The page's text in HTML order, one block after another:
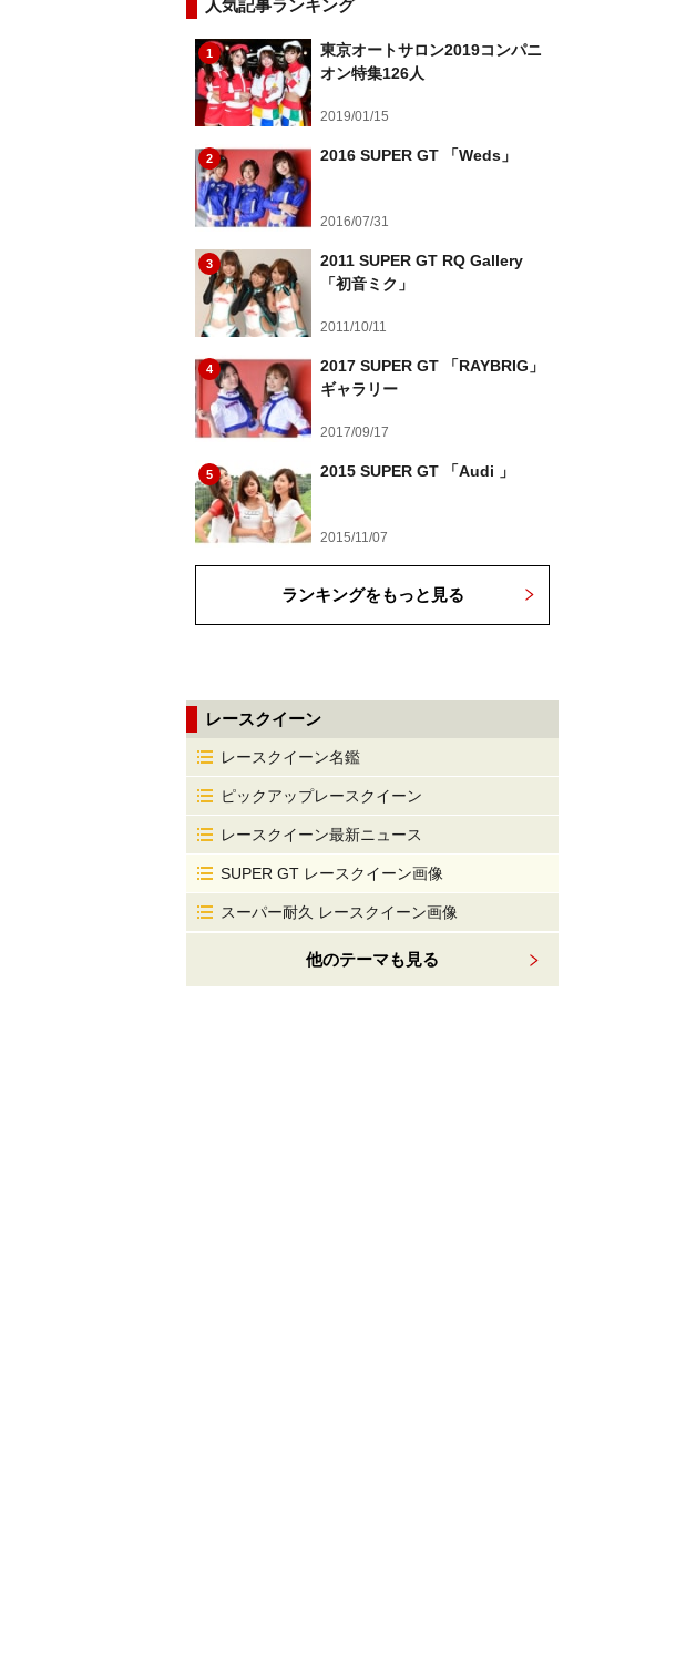
人気記事ランキング
1
東京オートサロン2019コンパニ
オン特集126人
2019/01/15
2 2016 SUPER GT 「Weds」
2016/07/31
3
2011 SUPER GT RQ Gallery
「初音ミク」
2011/10/11
4
2017 SUPER GT 「RAYBRIG」
ギャラリー
2017/09/17
5 2015 SUPER GT 「Audi 」
2015/11/07
ランキングをもっと見る
レースクイーン
レースクイーン名鑑
ピックアップレースクイーン
レースクイーン最新ニュース
SUPER GT レースクイーン画像
スーパー耐久 レースクイーン画像
他のテーマも見る